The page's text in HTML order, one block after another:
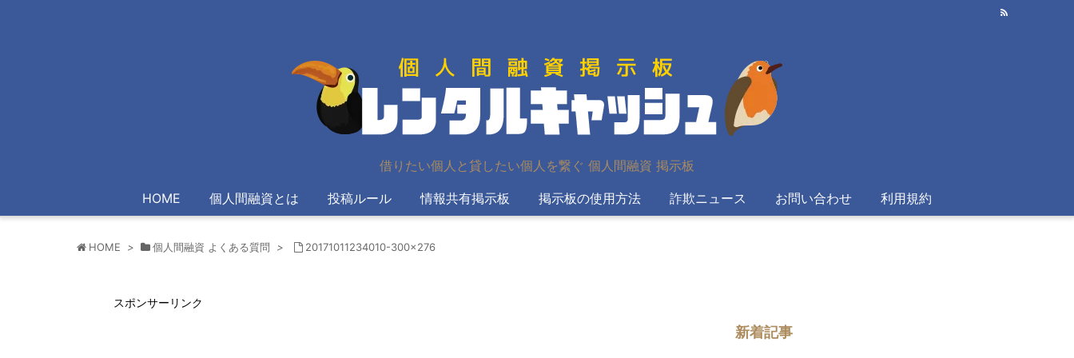
借りたい個人と貸したい個人を繋ぐ 個人間融資 掲示板
HOME 個人間融資とは 投稿ルール 情報共有掲示板 掲示板の使用方法 詐欺ニュース お問い合わせ 利用規約
HOME > 個人間融資 よくある質問 > 20171011234010-300×276
スポンサーリンク
新着記事